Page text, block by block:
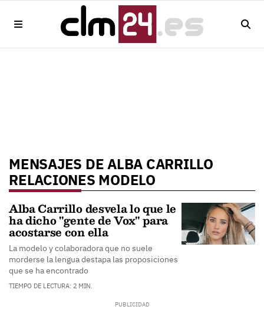
MENSAJES DE ALBA CARRILLO
RELACIONES MODELO
Alba Carrillo desvela lo que le
ha dicho "gente de Vox" para
acostarse con ella
La modelo y colaboradora que no suele
morderse la lengua destapa las proposiciones
que se ha encontrado
TIEMPO DE LECTURA: 2 MIN.